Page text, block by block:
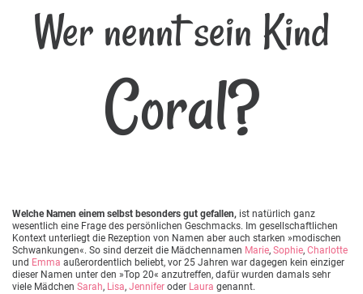
Wer nennt sein Kind
Coral?
Welche Namen einem selbst besonders gut gefallen, ist natürlich ganz
wesentlich eine Frage des persönlichen Geschmacks. Im gesellschaftlichen
Kontext unterliegt die Rezeption von Namen aber auch starken »modischen
Schwankungen«. So sind derzeit die Mädchennamen Marie, Sophie, Charlotte
und Emma außerordentlich beliebt, vor 25 Jahren war dagegen kein einziger
dieser Namen unter den »Top 20« anzutreffen, dafür wurden damals sehr
viele Mädchen Sarah, Lisa, Jennifer oder Laura genannt.